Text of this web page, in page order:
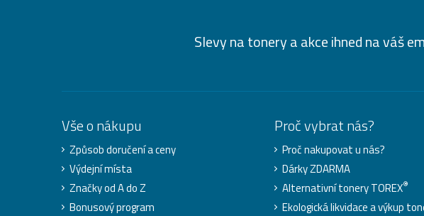
Slevy na tonery a akce ihned na váš
Vše o nákupu
Způsob doručení a ceny
Výdejní místa
Značky od A do Z
Bonusový program
Proč vybrat nás?
Proč nakupovat u nás?
Dárky ZDARMA
Alternativní tonery TOREX®
Ekologická likvidace a výkup